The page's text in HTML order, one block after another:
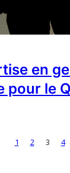
en
pour le
1 2 3 4